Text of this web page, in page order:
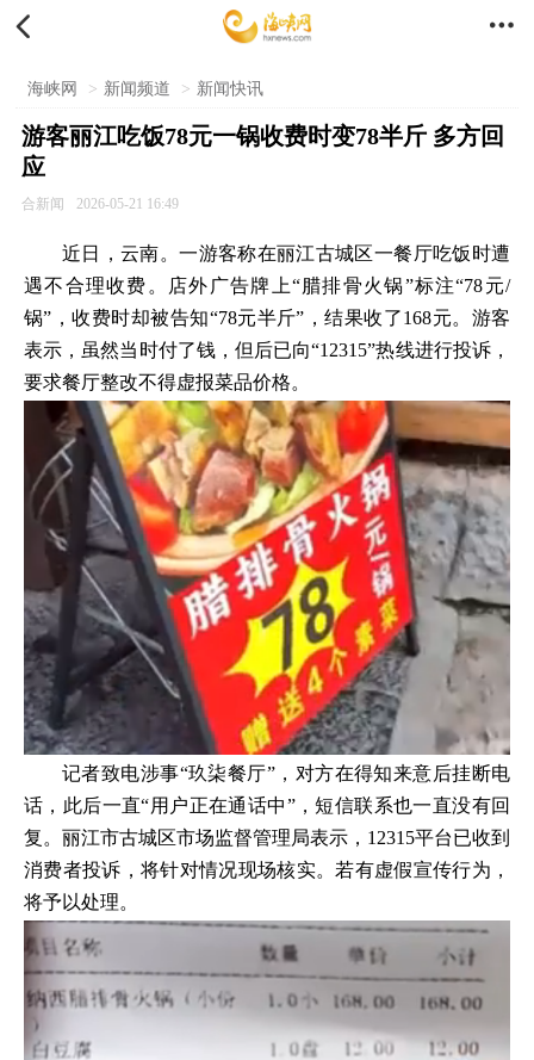
 
海峡网 > 新闻频道 > 新闻快讯
游客丽江吃饭78元一锅收费时变78半斤 多方回
应
合新闻 2026-05-21 16:49
近日，云南。一游客称在丽江古城区一餐厅吃饭时遭
遇不合理收费。店外广告牌上“腊排骨火锅”标注“78元/
锅”，收费时却被告知“78元半斤”，结果收了168元。游客
表示，虽然当时付了钱，但后已向“12315”热线进行投诉，
要求餐厅整改不得虚报菜品价格。
记者致电涉事“玖柒餐厅”，对方在得知来意后挂断电
话，此后一直“用户正在通话中”，短信联系也一直没有回
复。丽江市古城区市场监督管理局表示，12315平台已收到
消费者投诉，将针对情况现场核实。若有虚假宣传行为，
将予以处理。